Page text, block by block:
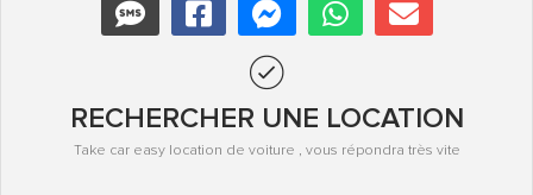
RECHERCHER UNE LOCATION
Take car easy location de voiture , vous répondra très vite